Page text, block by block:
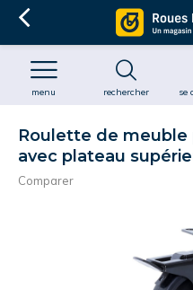
rechercher se
menu
Roulette de
avec plateau
Comparer